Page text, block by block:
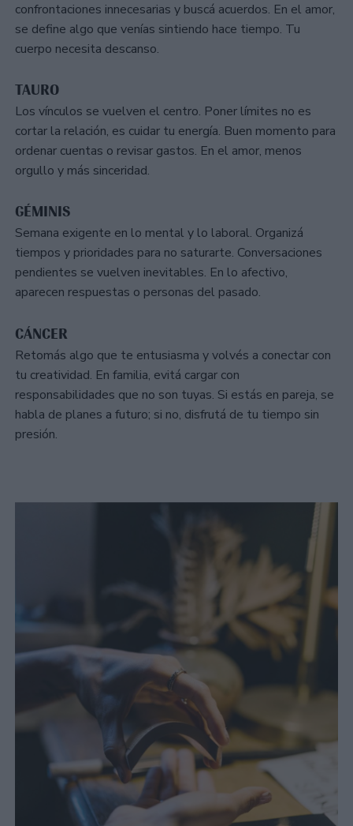
confrontaciones innecesarias y buscá acuerdos. En el amor,
se define algo que venías sintiendo hace tiempo. Tu
cuerpo necesita descanso.
TAURO
Los vínculos se vuelven el centro. Poner límites no es
cortar la relación, es cuidar tu energía. Buen momento para
ordenar cuentas o revisar gastos. En el amor, menos
orgullo y más sinceridad.
GÉMINIS
Semana exigente en lo mental y lo laboral. Organizá
tiempos y prioridades para no saturarte. Conversaciones
pendientes se vuelven inevitables. En lo afectivo,
aparecen respuestas o personas del pasado.
CÁNCER
Retomás algo que te entusiasma y volvés a conectar con
tu creatividad. En familia, evitá cargar con
responsabilidades que no son tuyas. Si estás en pareja, se
habla de planes a futuro; si no, disfrutá de tu tiempo sin
presión.